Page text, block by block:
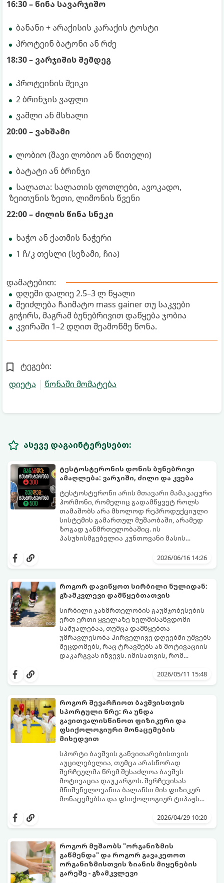
16:30 – წინა სავარჯიშო
ბანანი + არაქისის კარაქის ტოსტი
პროტეინ ბატონი ან რძე
18:30 – ვარჯიშის შემდეგ
პროტეინის შეიკი
2 ბრინჯის ვაფლი
ვაშლი ან მსხალი
20:00 – ვახშამი
ლობიო (შავი ლობიო ან წითელი)
ბატატი ან ბრინჯი
სალათა: სალათის ფოთლები, ავოკადო,
ზეითუნის ზეთი, ლიმონის წვენი
22:00 – ძილის წინა სნეკი
ხაჭო ან ქათმის ნაჭერი
1 ჩ/კ თესლი (სეზამი, ჩია)
დამატებით:
დღეში დალიე 2.5–3 ლ წყალი
შეიძლება ჩაიმატო mass gainer თუ საკვები
გიჭირს, მაგრამ ბუნებრივით დაწყება ჯობია
კვირაში 1–2 დღით შეამოწმე წონა.
ტეგები:
დიეტა
წონაში მომატება
ასევე დაგაინტერესებთ:
ტესტოსტერონის დონის ბუნებრივი
ამაღლება: ვარჯიში, ძილი და კვება
ტესტოსტერონი არის მთავარი მამაკაცური
ჰორმონი, რომელიც გადამწყვეტ როლს
თამაშობს არა მხოლოდ რეპროდუქციული
სისტემის გამართულ მუშაობაში, არამედ
ზოგად ჯანმრთელობაშიც. ის
პასუხისმგებელია კუნთოვანი მასის
დონეზე, გუნება-განწყობაზე,
ორგანიზმში ტესტოსტერონის დონე
თანამედროვე სტრესული ცხოვრების წესი,
არასწორი კვება და უმოძრაობა ამ პროცესს
კატასტროფულად აჩქარებს. დაბალი
ტესტოსტერონი იწვევს მუდმივ
დაღლილობას, დეპრესიას, კუნთების
განლევასა და ცხიმის დაგროვებას მუცლის
არეში.
სინთეტიკური ჰორმონალური თერაპიის
დაწყებამდე, რომელსაც ხშირად
სერიოზული გვერდითი ეფექტები აქვს,
უმჯობესია ორგანიზმს ტესტოსტერონის
გამომუშავებაში ბუნებრივი, მეცნიერულად
დადასტურებული გზებით დაეხმაროთ.
წარმოგიდგენთ ტესტოსტერონის
2026/06/16 14:26
როგორ დავიწყოთ სირბილი ნულიდან:
გზამკვლევი დამწყებთათვის
სირბილი ჯანმრთელობის გაუმჯობესების
ერთ-ერთი ყველაზე ხელმისაწვდომი
საშუალებაა, თუმცა დამწყებთა
უმრავლესობა პირველივე დღეებში უშვებს
შეცდომებს, რაც ტრავმებს ან მოტივაციის
დაკარგვას იწვევს. იმისათვის, რომ
ნაწილად იქცეს, მიჰყევით ამ ინსტრუქციას:
2026/05/11 15:48
როგორ შევარჩიოთ ბავშვისთვის
სპორტული წრე: რა უნდა
გავითვალისწინოთ ფიზიკური და
ფსიქოლოგიური მონაცემების
მიხედვით
სპორტი ბავშვის განვითარებისთვის
აუცილებელია, თუმცა არასწორად
შერჩეულმა წრემ შესაძლოა ბავშვს
მოტივაცია დაუკარგოს. შერჩევისას
მნიშვნელოვანია ბალანსი მის ფიზიკურ
მონაცემებსა და ფსიქოლოგიურ ტიპაჟს
2026/04/29 10:20
როგორ მუშაობს "ორგანიზმის
გაწმენდა" და როგორ გავაკეთოთ
ორგანიზმისთვის ზიანის მიყენების
გარეშე - გზამკვლევი